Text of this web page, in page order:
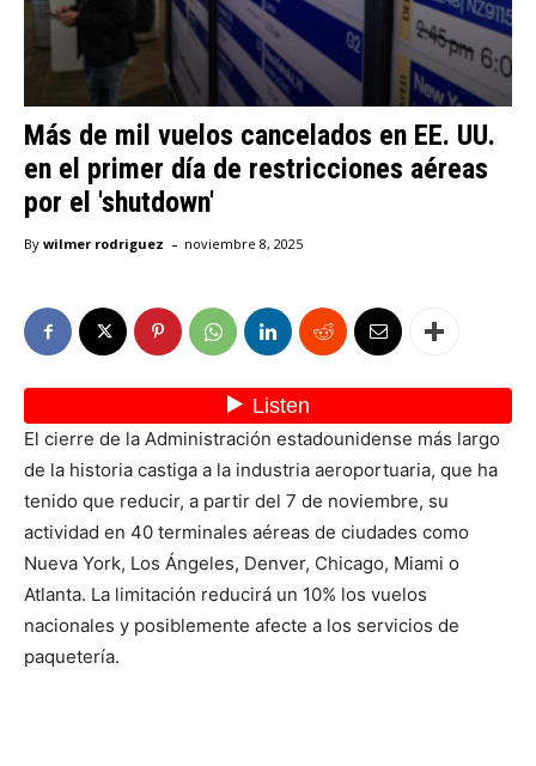
Más de mil vuelos cancelados en EE. UU.
en el primer día de restricciones aéreas
por el 'shutdown'
By wilmer rodriguez - noviembre 8, 2025
El cierre de la Administración estadounidense más largo
de la historia castiga a la industria aeroportuaria, que ha
tenido que reducir, a partir del 7 de noviembre, su
actividad en 40 terminales aéreas de ciudades como
Nueva York, Los Ángeles, Denver, Chicago, Miami o
Atlanta. La limitación reducirá un 10% los vuelos
nacionales y posiblemente afecte a los servicios de
paquetería.